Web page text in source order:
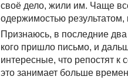
своё дело, жили им. Чаще
одержимостью результатом,
Признаюсь, в последние
кого пришло письмо, и
интересные, что репостят к
это занимает больше